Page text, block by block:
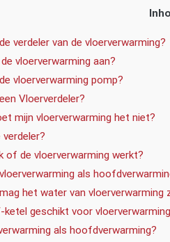
verdeler van de vloerverwarming?
vloerverwarming aan?
vloerverwarming pomp?
Vloerverdeler?
mijn vloerverwarming het niet?
of de vloerverwarming werkt?
als
het water van vloerverwarming
ketel geschikt voor
als hoofdverwarming?